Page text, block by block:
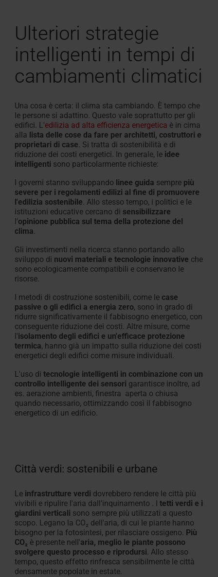
Ulteriori strategie
intelligenti in tempi di
cambiamenti climatici
Una cosa è certa: il clima sta cambiando. È tempo che
le persone si adattino. Questo vale soprattutto per gli
edifici. L'edilizia ad alta efficienza energetica è in cima
alla lista delle cose da fare per architetti, costruttori e
proprietari di case. Si tratta di sostenibilità e di
riduzione dei costi energetici. In generale, le idee
intelligenti sono particolarmente richieste:
governi stanno sviluppando linee guida sempre più
severe per i regolamenti edilizi al fine di promuovere
l'edilizia sostenibile. Allo stesso tempo, i politici e le
istituzioni educative cercano di sensibilizzare
l'opinione pubblica sul tema della protezione del
clima.
Gli investimenti nella ricerca stanno portando allo
sviluppo di nuovi materiali e tecnologie innovative che
sono ecologicamente compatibili e conservano le
risorse.
metodi di costruzione sostenibili, come le case
passive o gli edifici a energia zero, sono in grado di
ridurre significativamente il fabbisogno energetico, con
conseguente riduzione dei costi. Altre misure, come
l'isolamento degli edifici e un'efficace protezione
termica, hanno già un impatto sulla riduzione dei costi
energetici degli edifici come misure individuali.
L'uso di tecnologie intelligenti in combinazione con un
controllo intelligente dei sensori garantisce inoltre, ad
es. aerazione ambienti, finestra aperta o chiusa
quando necessario, ottimizzando così il fabbisogno
energetico di un edificio.
Città verdi: sostenibili e urbane
Le infrastrutture verdi dovrebbero rendere le città più
vivibili e ripulire l'aria dall'inquinamento . I tetti verdi e i
giardini verticali sono sempre più utilizzati a questo
scopo. Legano la CO₂ dell'aria, di cui le piante hanno
bisogno per la fotosintesi, per rilasciare ossigeno. Più
CO₂ è presente nell'aria, meglio le piante possono
svolgere questo processo e riprodursi. Allo stesso
tempo, questo effetto rinfresca sensibilmente le città
densamente popolate in estate.